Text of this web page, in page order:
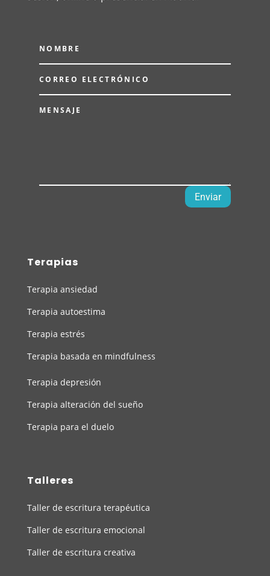
Terapias
Terapia ansiedad
Terapia autoestima
Terapia estrés
Terapia basada en mindfulness
Terapia depresión
Terapia alteración del sueño
Terapia para el duelo
Talleres
Taller de escritura terapéutica
Taller de escritura emocional
Taller de escritura creativa
Enviar